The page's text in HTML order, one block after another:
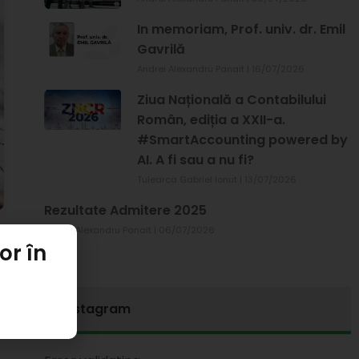
In memoriam, Prof. univ. dr. Emil
Gavrilă
Ziua Națională a Contabilului
Român, ediția a XXII-a.
#SmartAccounting powered by
AI. A fi sau a nu fi?
Rezultate Admitere 2025
Andrei Alexandru Panait
Instagram
în